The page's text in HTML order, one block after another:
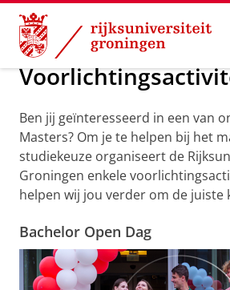
Skip
Content
Skip
Navigation
Over ons
Ben jij geïnteresseerd in een van
Masters? Om je te helpen bij het
studiekeuze organiseert de
Groningen enkele
helpen wij jou verder om de juiste
Bachelor Open Dag